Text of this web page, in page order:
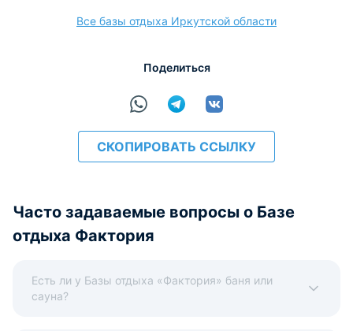
Все базы отдыха Иркутской области
Поделиться
СКОПИРОВАТЬ ССЫЛКУ
Часто задаваемые вопросы о Базе
отдыха Фактория
Есть ли у Базы отдыха «Фактория» баня или
сауна?